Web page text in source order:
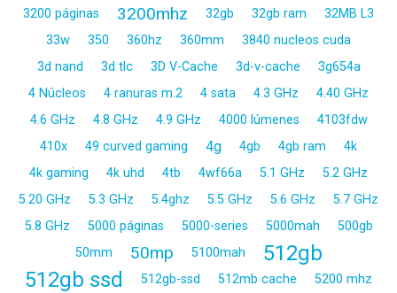
3200 páginas
3200mhz 32gb 32gb ram
32MB L3
33w
350 360hz 360mm
3840 nucleos cuda
3d nand
3d tlc 3D V-Cache 3d-v-cache
3g654a
4 Núcleos
4 ranuras m.2 4 sata 4.3 GHz
4.40 GHz
4.6 GHz
4.8 GHz 4.9 GHz 4000 lúmenes
4103fdw
410x
49 curved gaming 4g 4gb 4gb ram
4k
4k gaming
4k uhd 4tb 4wf66a 5.1 GHz
5.2 GHz
5.20 GHz
5.3 GHz 5.4ghz 5.5 GHz 5.6 GHz
5.7 GHz
5.8 GHz
5000 páginas 5000-series 5000mah
500gb
50mm
50mp 5100mah
512gb
512gb ssd
512gb-ssd 512mb cache
5200 mhz